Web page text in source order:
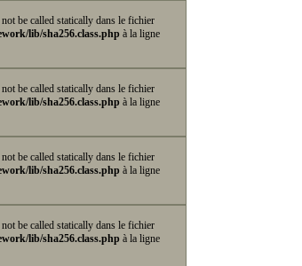
be called statically dans le fichier
lib/sha256.class.php à la ligne
be called statically dans le fichier
lib/sha256.class.php à la ligne
be called statically dans le fichier
lib/sha256.class.php à la ligne
be called statically dans le fichier
lib/sha256.class.php à la ligne